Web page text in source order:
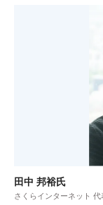
田中 邦裕氏
さくらインターネット